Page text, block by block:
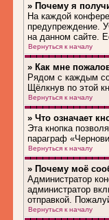
» Почему я
На каждой
предупреждение.
на данном сайте.
Вернуться к началу
» Как мне
Рядом с каждым
Щёлкнув по этой
Вернуться к началу
» Что означает
Эта кнопка
параграф
Вернуться к началу
» Почему моё
Администратор
администратор
отправкой.
Вернуться к началу